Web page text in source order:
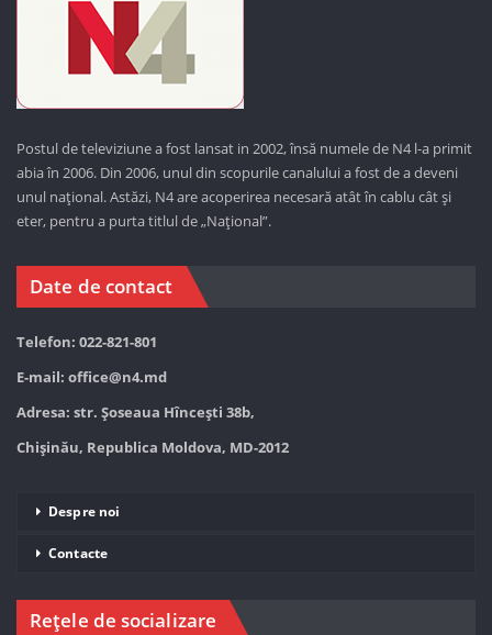
Postul de televiziune a fost lansat in 2002, însă numele de N4 l-a primit
abia în 2006. Din 2006, unul din scopurile canalului a fost de a deveni
unul național. Astăzi, N4 are acoperirea necesară atât în cablu cât și
eter, pentru a purta titlul de „Național”.
Date de contact
Telefon: 022-821-801
E-mail: office@n4.md
Adresa: str. Șoseaua Hînceşti 38b,
Chișinău, Republica Moldova, MD-2012
Despre noi
Contacte
Rețele de socializare